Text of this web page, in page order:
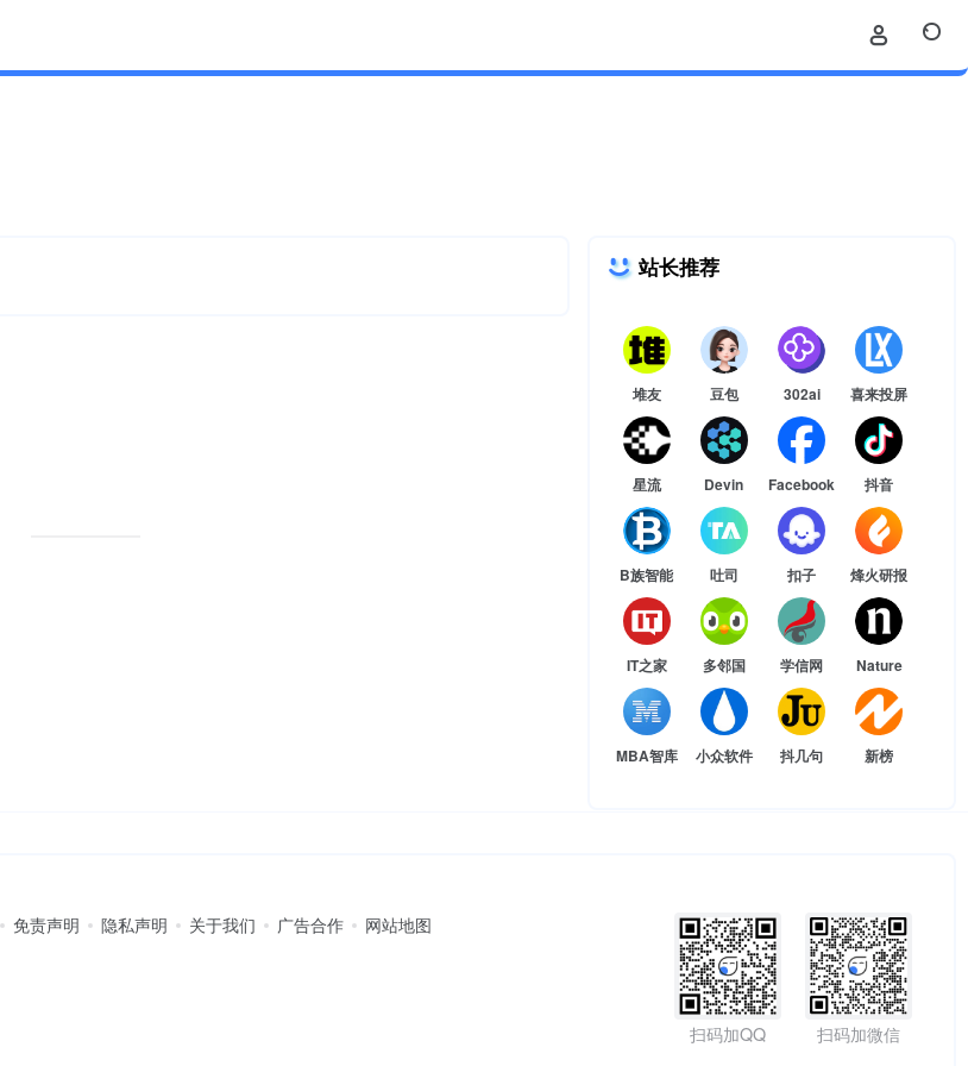
站长推荐
堆友 豆包 302ai 喜来投屏
星流 Devin Facebook 抖音
B族智能 吐司 扣子 烽火研报
IT之家 多邻国 学信网 Nature
MBA智库 小众软件 抖几句 新榜
免责声明 隐私声明 关于我们 广告合作 网站地图
扫码加QQ 扫码加微信